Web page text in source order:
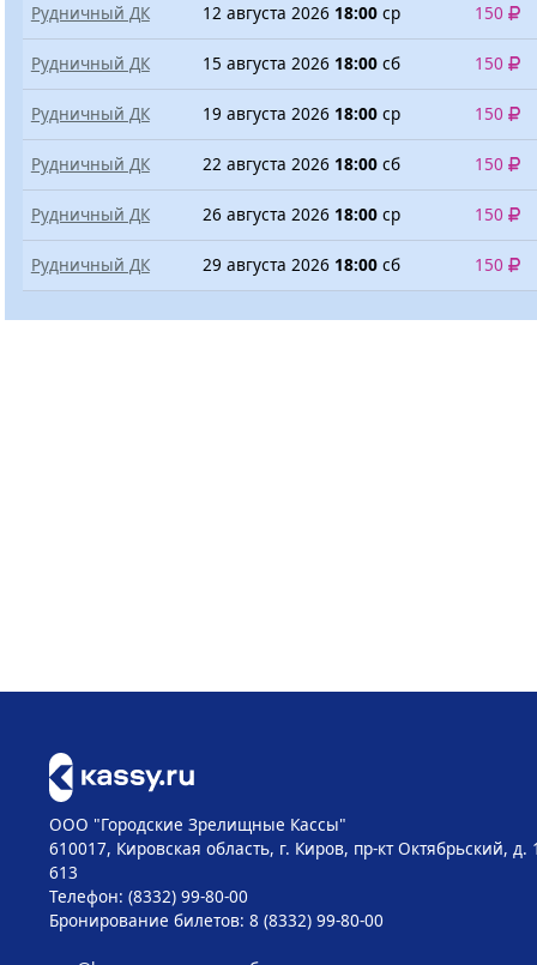
Рудничный ДК 12 августа 2026 18:00 ср 150
Рудничный ДК 15 августа 2026 18:00 сб 150
Рудничный ДК 19 августа 2026 18:00 ср 150
Рудничный ДК 22 августа 2026 18:00 сб 150
Рудничный ДК 26 августа 2026 18:00 ср 150
Рудничный ДК 29 августа 2026 18:00 сб 150
ООО "Городские Зрелищные Кассы"
610017, Кировская область, г. Киров, пр-кт Октябрьский, д.
613
Телефон: (8332) 99-80-00
Бронирование билетов: 8 (8332) 99-80-00